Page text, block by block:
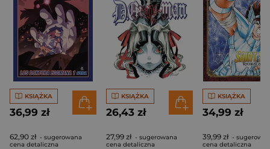
KSIĄŻKA
36,99 zł
62,90 zł - sugerowana
cena detaliczna
KSIĄŻKA
26,43 zł
27,99 zł - sugerowana
cena detaliczna
KSIĄŻKA
34,99 zł
39,99 zł -
cena detaliczna